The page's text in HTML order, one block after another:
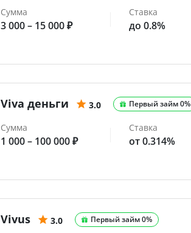
Сумма
3 000 – 15 000 ₽
Ставка
до 0.8%
Viva деньги 3.0 Первый займ 0%
Сумма
1 000 – 100 000 ₽
Ставка
от 0.314%
Vivus 3.0 Первый займ 0%